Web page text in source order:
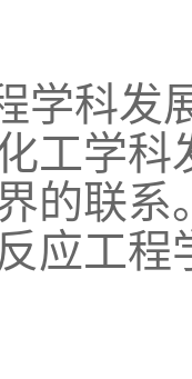
学科发
工学
的联
应工